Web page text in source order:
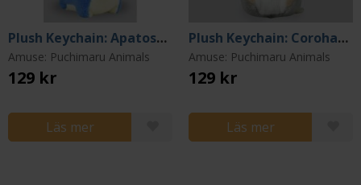
Plush Keychain: Apatosaurus blue
Amuse: Puchimaru Animals
129 kr
Läs mer
Plush Keychain: Coroham Coron Jan-kun
Amuse: Puchimaru Animals
129 kr
Läs mer